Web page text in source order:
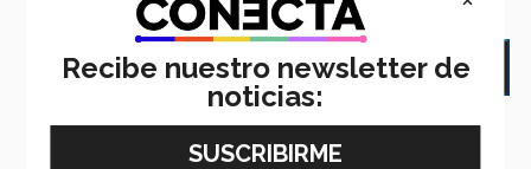
VOLVER AL ÍNDICE navigate_next
Recibe nuestro newsletter de
noticias: